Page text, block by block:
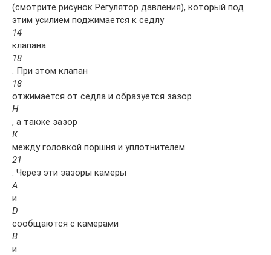
(смотрите рисунок Регулятор давления), который под
этим усилием поджимается к седлу
14
клапана
18
. При этом клапан
18
отжимается от седла и образуется зазор
Н
, а также зазор
К
между головкой поршня и уплотнителем
21
. Через эти зазоры камеры
А
и
D
сообщаются с камерами
В
и